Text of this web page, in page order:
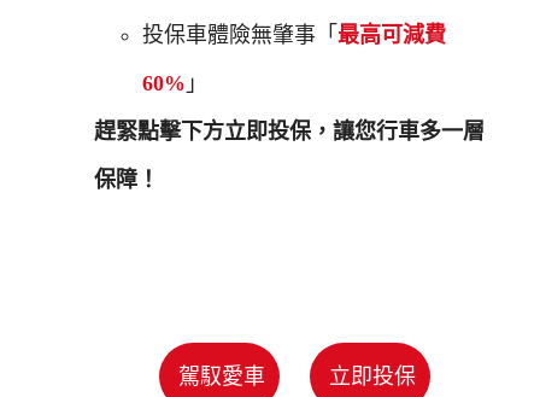
投保車體險無肇事「 最高可減費
60% 」
趕緊點擊下方立即投保，讓您行車多一層
保障！
駕馭愛車 立即投保